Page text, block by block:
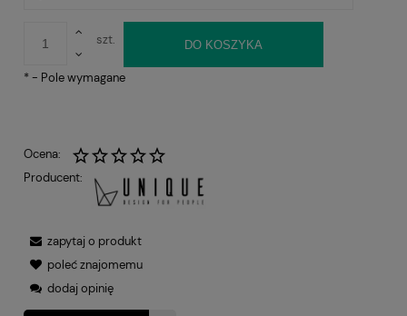
szt. DO KOSZYKA
*- Pole wymagane
Ocena:
Producent:
zapytaj o produkt
poleć znajomemu
dodaj opinię